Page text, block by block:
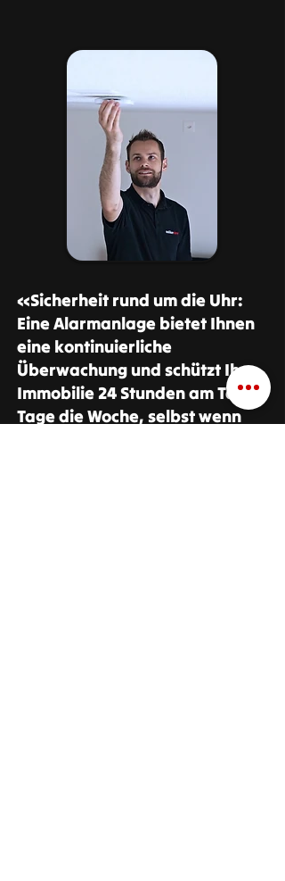
«Sicherheit rund um die Uhr:
Eine Alarmanlage bietet Ihnen
eine kontinuierliche
Überwachung und schützt Ihre
Immobilie 24 Stunden am Tag, 7
Tage die Woche, selbst wenn